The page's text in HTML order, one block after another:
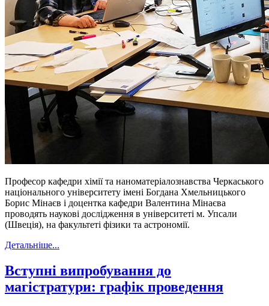
Професор кафедри хімії та наноматеріалознавства Черкаського
національного університету імені Богдана Хмельницького
Борис Мінаєв і доцентка кафедри Валентина Мінаєва
проводять наукові дослідження в університеті м. Упсали
(Швеція), на факультеті фізики та астрономії.
Детальніше...
Вступні випробування до
магістратури: графік проведення